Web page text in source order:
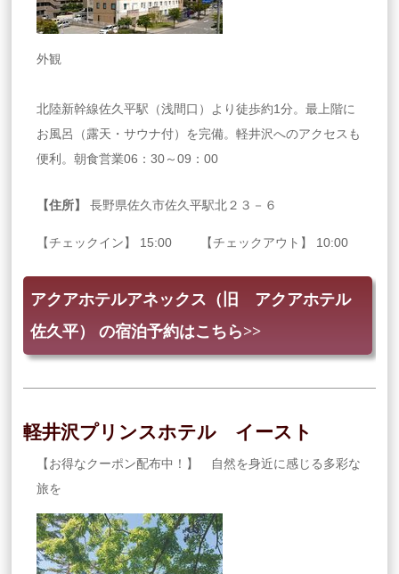
外観
北陸新幹線佐久平駅（浅間口）より徒歩約1分。最上階に
お風呂（露天・サウナ付）を完備。軽井沢へのアクセスも
便利。朝食営業06：30～09：00
【住所】 長野県佐久市佐久平駅北２３－６
【チェックイン】 15:00 【チェックアウト】 10:00
アクアホテルアネックス（旧 アクアホテル
佐久平） の宿泊予約はこちら>>
軽井沢プリンスホテル イースト
【お得なクーポン配布中！】 自然を身近に感じる多彩な
旅を